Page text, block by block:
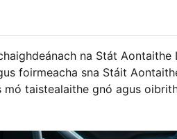
na Stát
foirmeacha sna Stáit
mó taistealaithe gnó agus